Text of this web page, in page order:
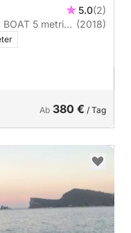
5.0(2)
(2018)
Ab 380 € / Tag